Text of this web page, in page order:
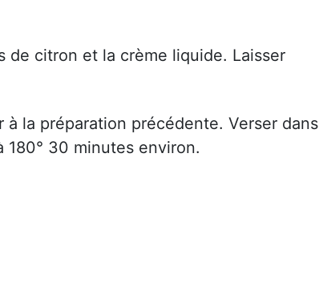
de citron et la crème liquide. Laisser
la préparation précédente. Verser dans
30 minutes environ.